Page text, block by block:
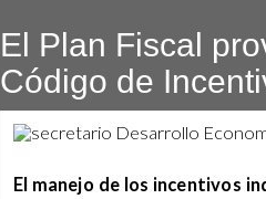
El Plan Fiscal
Código de
El manejo de los incentivos